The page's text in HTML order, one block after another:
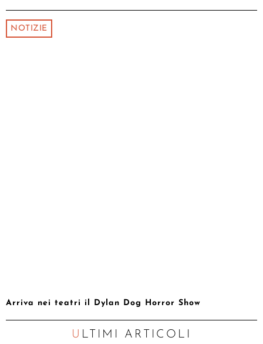
NOTIZIE
Arriva nei teatri il Dylan Dog Horror Show
ULTIMI ARTICOLI